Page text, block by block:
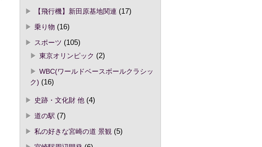
【飛行機】新田原基地関連 (17)
乗り物 (16)
スポーツ (105)
東京オリンピック (2)
WBC(ワールドベースボールクラシッ
ク) (16)
史跡・文化財 他(4)
道の駅 (7)
私の好きな宮崎の道 景観 (5)